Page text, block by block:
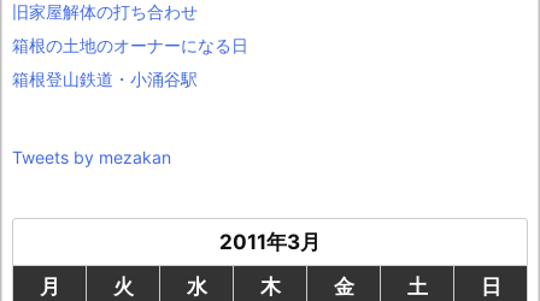
旧家屋解体の打ち合わせ
箱根の土地のオーナーになる日
箱根登山鉄道・小涌谷駅
Tweets by mezakan
2011年3月
月
火 水 木 金 土
日